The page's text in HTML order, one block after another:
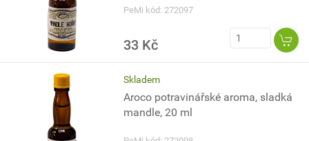
PeMi kód: 272097
33 Kč
Skladem
Aroco potravinářské aroma, sladká
mandle, 20 ml